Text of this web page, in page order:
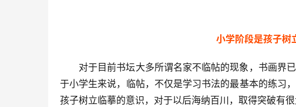
小学阶段是孩子树
对于目前书坛大多所谓名家不临帖的现象，书画界
于小学生来说，临帖，不仅是学习书法的最基本的练习
孩子树立临摹的意识，对于以后海纳百川，取得突破有很